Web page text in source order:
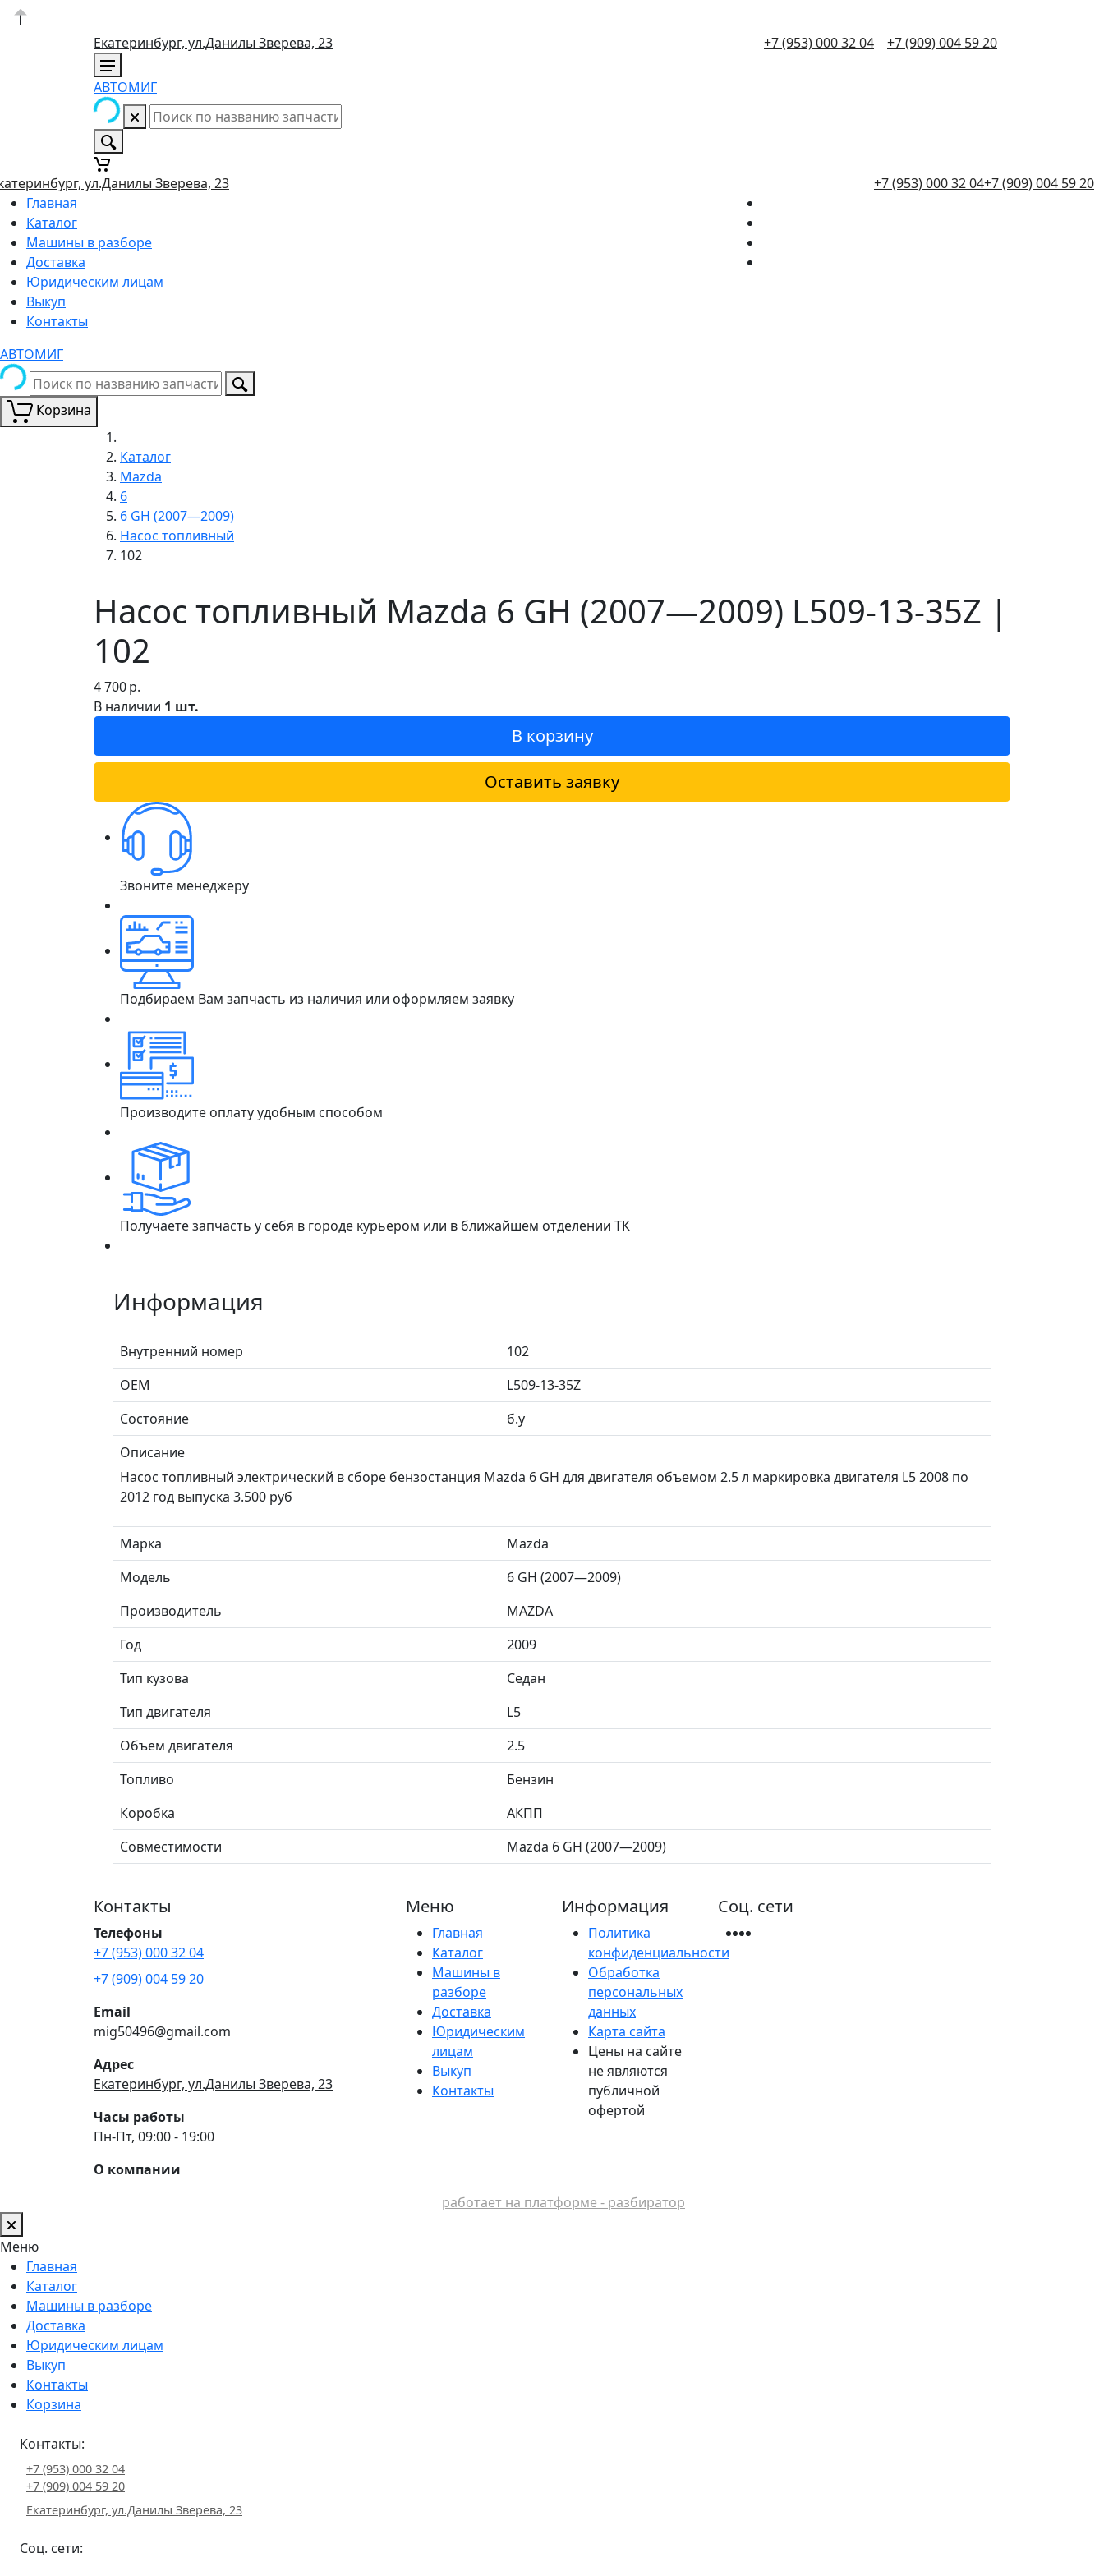
Екатеринбург, ул.Данилы Зверева, 23 +7 (953) 000 32 04 +7 (909) 004 59 20
АВТОМИГ
ул.Данилы Зверева, 23 +7 (953) 000 32 04+7 (909) 004 59 20
Главная
Каталог
Машины в разборе
Доставка
Юридическим лицам
Выкуп
Контакты
АВТОМИГ
Корзина
Каталог
Mazda
6
6 GH (2007—2009)
Насос топливный
102
Насос топливный Mazda 6 GH (2007—2009) L509-13-35Z |
102
4 700р.
В наличии 1 шт.
В корзину
Оставить заявку
Звоните менеджеру
Подбираем Вам запчасть из наличия или оформляем заявку
Производите оплату удобным способом
Получаете запчасть у себя в городе курьером или в ближайшем отделении ТК
Информация
Внутренний номер
102
ОЕМ
L509-13-35Z
Состояние
б.у
Описание
Насос топливный электрический в сборе бензостанция Mazda 6 GH для двигателя объемом 2.5 л маркировка двигателя L5 2008 по
2012 год выпуска 3.500 руб
Марка
Mazda
Модель
6 GH (2007—2009)
Производитель
MAZDA
Год
2009
Тип кузова
Седан
Тип двигателя
L5
Объем двигателя
2.5
Топливо
Бензин
Коробка
АКПП
Совместимости
Mazda 6 GH (2007—2009)
Контакты
Телефоны
+7 (953) 000 32 04
+7 (909) 004 59 20
Email
mig50496@gmail.com
Адрес
Екатеринбург, ул.Данилы Зверева, 23
Часы работы
Пн-Пт, 09:00 - 19:00
О компании
Меню
Главная
Каталог
Машины в
разборе
Доставка
Юридическим
лицам
Выкуп
Контакты
Информация
Политика
конфиденциальности
Обработка
персональных
данных
Карта сайта
Цены на сайте
не являются
публичной
офертой
Соц. сети
работает на платформе - разбиратор
Меню
Главная
Каталог
Машины в разборе
Доставка
Юридическим лицам
Выкуп
Контакты
Корзина
Контакты:
+7 (953) 000 32 04
+7 (909) 004 59 20
Екатеринбург, ул.Данилы Зверева, 23
Соц. сети: